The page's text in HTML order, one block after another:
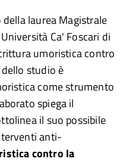
laurea Magistrale
Ca' Foscari di
umoristica contro
studio è
come strumento
spiega il
il suo possibile
anti-
contro la